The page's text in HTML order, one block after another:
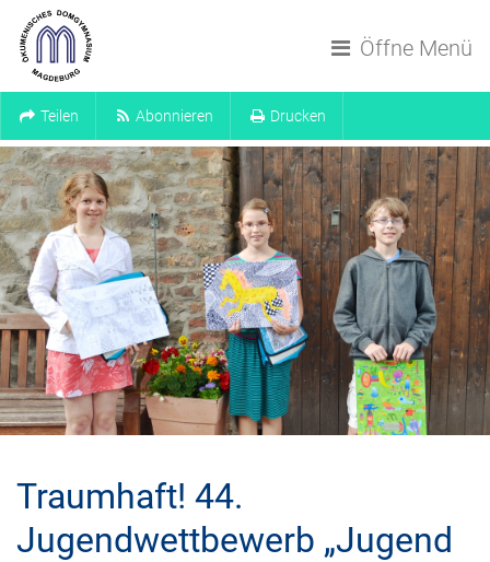
Öffne Menü
Teilen Abonnieren Drucken
Traumhaft! 44.
Jugendwettbewerb „Jugend